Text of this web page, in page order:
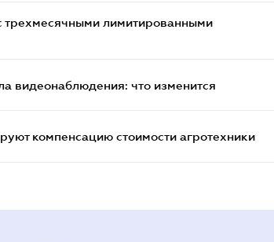
трехмесячными лимитированными
видеонаблюдения: что изменится
компенсацию стоимости агротехники